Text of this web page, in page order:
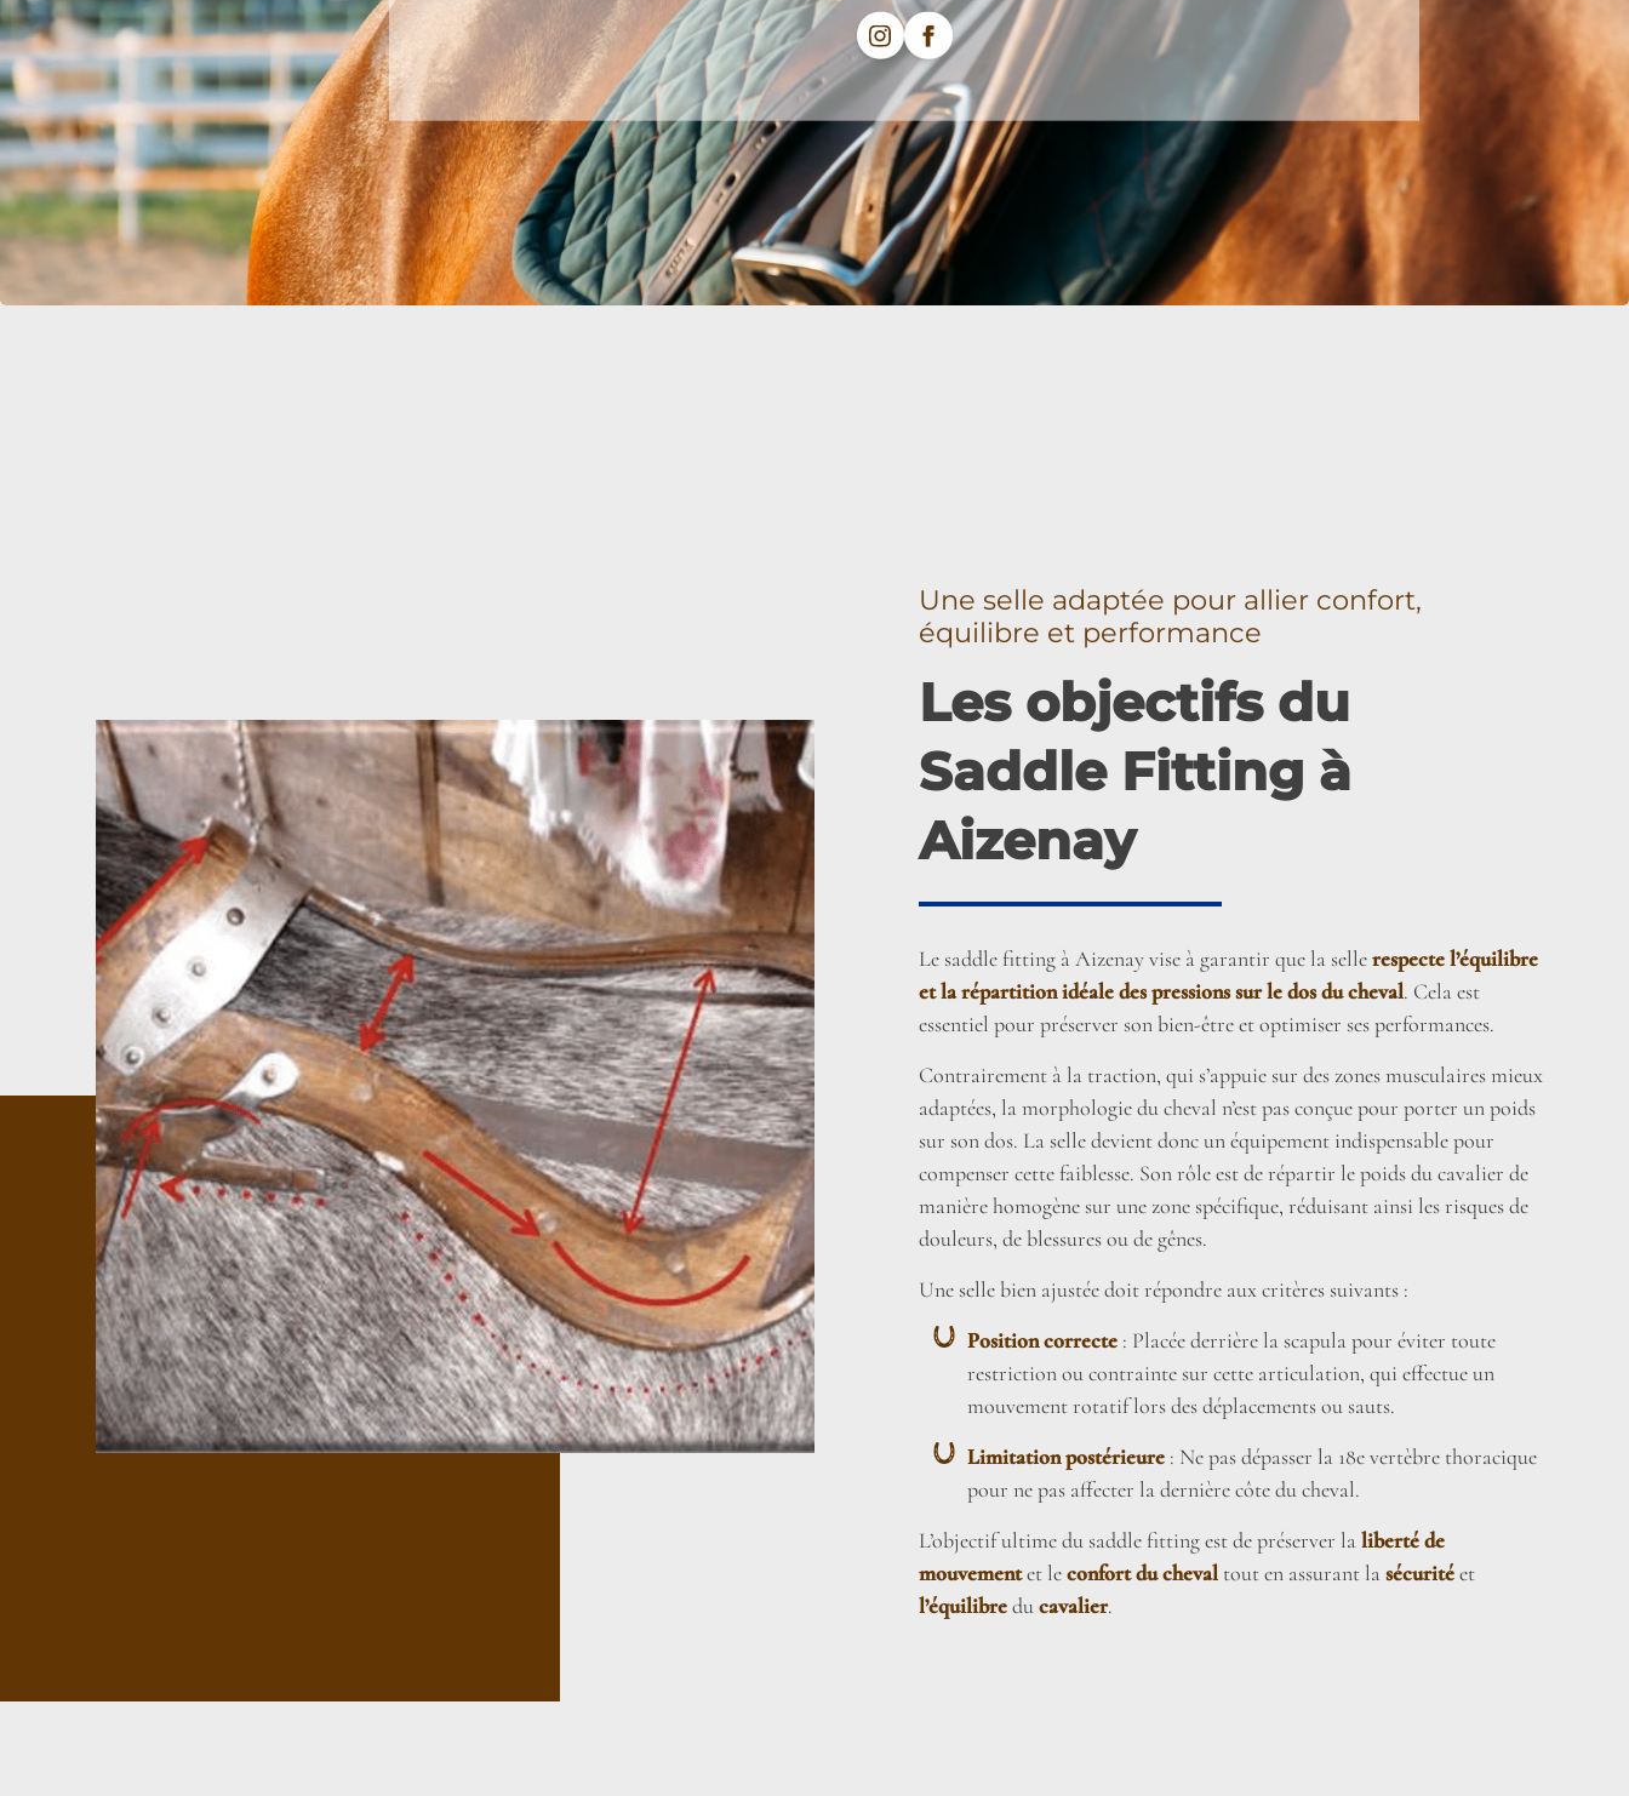
Une selle adaptée pour allier confort,
équilibre et performance
Les objectifs du
Saddle Fitting à
Aizenay
Le saddle fitting à Aizenay vise à garantir que la sellerespecte l’équilibre
et la répartition idéale des pressions sur le dos du cheval. Cela est
essentiel pour préserver son bien-être et optimiser ses performances.
Contrairement à la traction, qui s’appuie sur des zones musculaires mieux
adaptées, la morphologie du cheval n’est pas conçue pour porter un poids
sur son dos. La selle devient donc un équipement indispensable pour
compenser cette faiblesse. Son rôle est de répartir le poids du cavalier de
manière homogène sur une zone spécifique, réduisant ainsi les risques de
douleurs, de blessures ou de gênes.
Une selle bien ajustée doit répondre aux critères suivants :
Position correcte : Placée derrière la scapula pour éviter toute
restriction ou contrainte sur cette articulation, qui effectue un
mouvement rotatif lors des déplacements ou sauts.
Limitation postérieure : Ne pas dépasser la 18e vertèbre thoracique
pour ne pas affecter la dernière côte du cheval.
L’objectif ultime du saddle fitting est de préserver laliberté de
mouvementet leconfort du cheval tout en assurant lasécuritéet
l’équilibreducavalier.